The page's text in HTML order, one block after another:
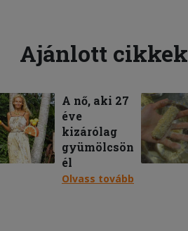
Ajánlott cikkek
A nő, aki 27
éve
kizárólag
gyümölcsön
él
Olvass tovább